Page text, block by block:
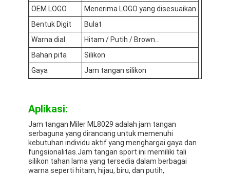
OEM LOGO
Menerima LOGO yang disesuaikan
Bentuk Digit
Bulat
Warna dial
Hitam / Putih / Brown...
Bahan pita
Silikon
Gaya
Jam tangan silikon
Aplikasi:
Jam tangan Miler ML8029 adalah jam tangan
serbaguna yang dirancang untuk memenuhi
kebutuhan individu aktif yang menghargai gaya dan
fungsionalitas.Jam tangan sport ini memiliki tali
silikon tahan lama yang tersedia dalam berbagai
warna seperti hitam, hijau, biru, dan putih,